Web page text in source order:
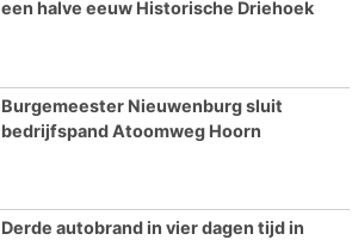
een halve eeuw Historische Driehoek
Burgemeester Nieuwenburg sluit
bedrijfspand Atoomweg Hoorn
Derde autobrand in vier dagen tijd in